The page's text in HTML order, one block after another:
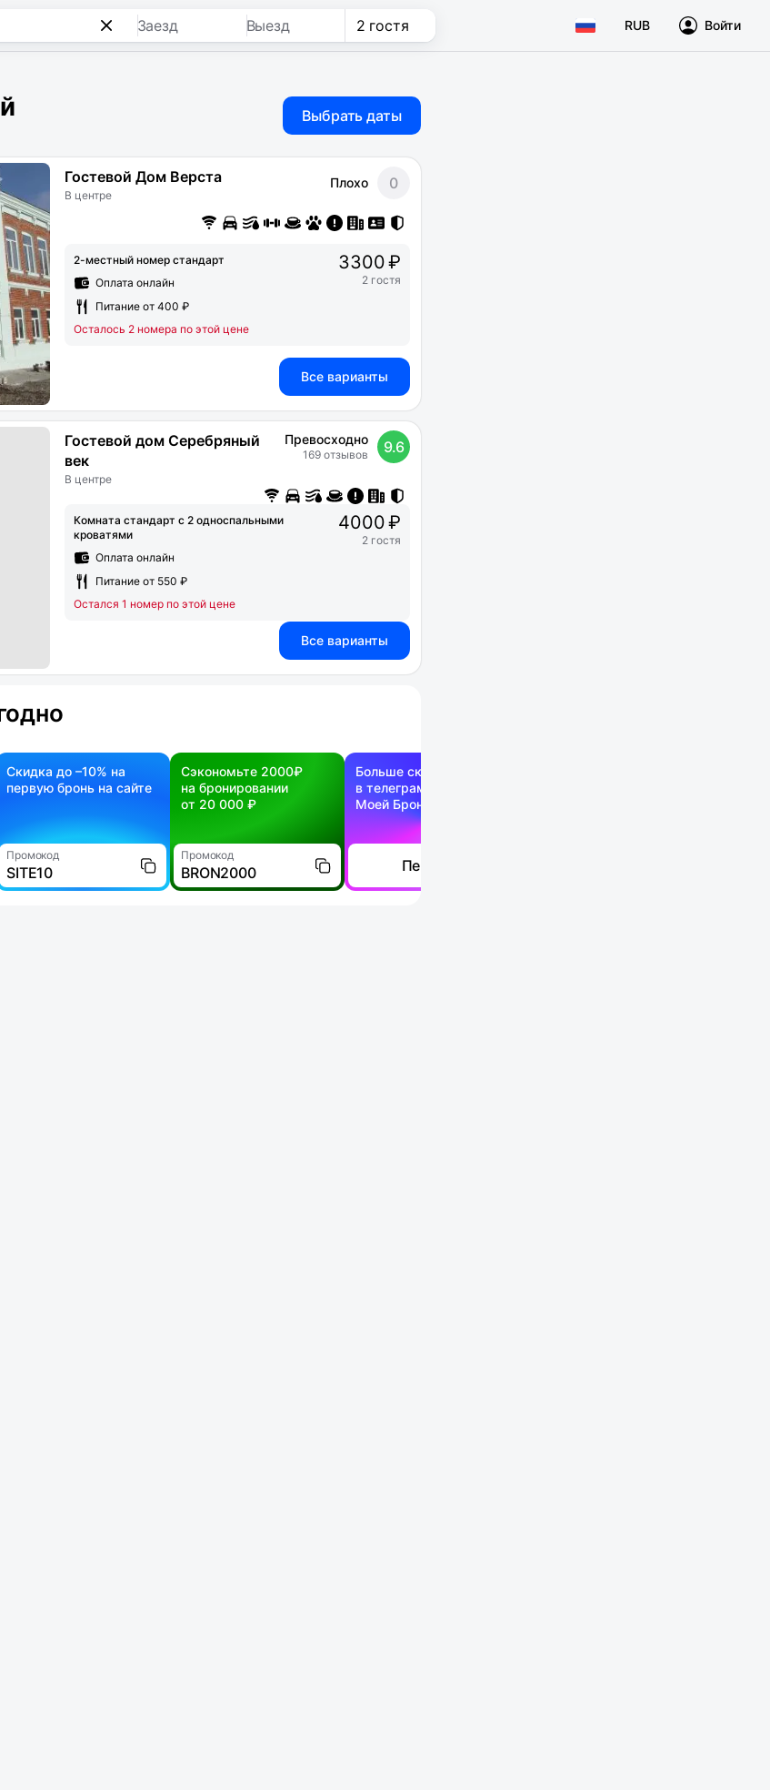
Заезд Выезд 2 гостя RUB Войти
Выбрать даты
Гостевой Дом Верста
В центре
Плохо 0
2-местный номер стандарт
Оплата онлайн
Питание от 400 ₽
Осталось 2 номера по этой цене
3300 ₽
2 гостя
Все варианты
Гостевой дом Серебряный
век
В центре
Превосходно
169 отзывов 9.6
Комната стандарт с 2 односпальными
кроватями
Оплата онлайн
Питание от 550 ₽
Остался 1 номер по этой цене
4000 ₽
2 гостя
Все варианты
Скидка до –10% на
первую бронь на сайте
Промокод
SITE10
Сэкономьте 2000₽
на бронировании
от 20 000 ₽
Промокод
BRON2000
Больше скидок —
в телеграм-канале
Моей Брони
Перейти